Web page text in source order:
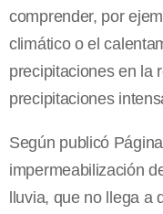
comprender, por
climático o el
precipitaciones en la
precipitaciones
Según publicó
impermeabilización
lluvia, que no llega a